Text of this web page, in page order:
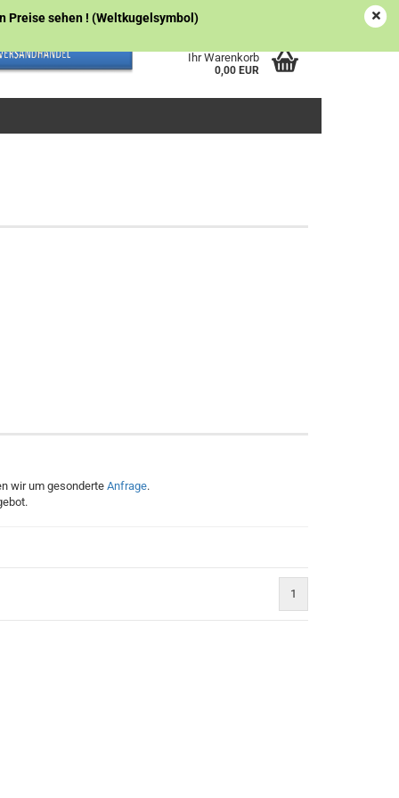
Österreich Kundenlogin
Ihr Warenkorb
0,00 EUR
Preise sehen ! (Weltkugelsymbol)
wir um gesonderteAnfrage.
1